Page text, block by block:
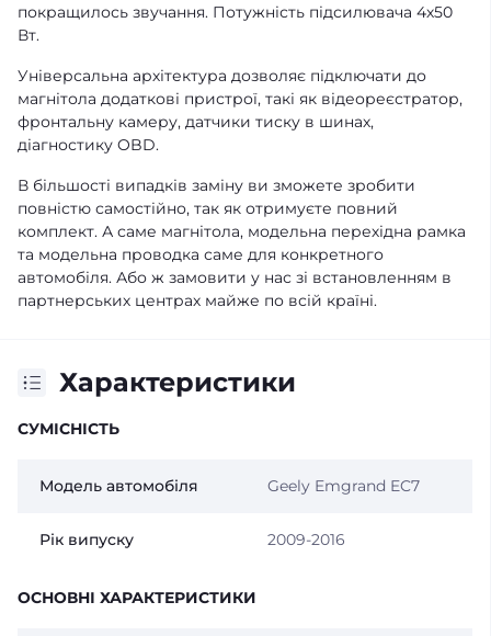
покращилось звучання. Потужність підсилювача 4х50
Вт.
Універсальна архітектура дозволяє підключати до
магнітола додаткові пристрої, такі як відеореєстратор,
фронтальну камеру, датчики тиску в шинах,
діагностику OBD.
В більшості випадків заміну ви зможете зробити
повністю самостійно, так як отримуєте повний
комплект. А саме магнітола, модельна перехідна рамка
та модельна проводка саме для конкретного
автомобіля. Або ж замовити у нас зі встановленням в
партнерських центрах майже по всій країні.
Характеристики
СУМІСНІСТЬ
Модель автомобіля Geely Emgrand EC7
Рік випуску 2009-2016
ОСНОВНІ ХАРАКТЕРИСТИКИ